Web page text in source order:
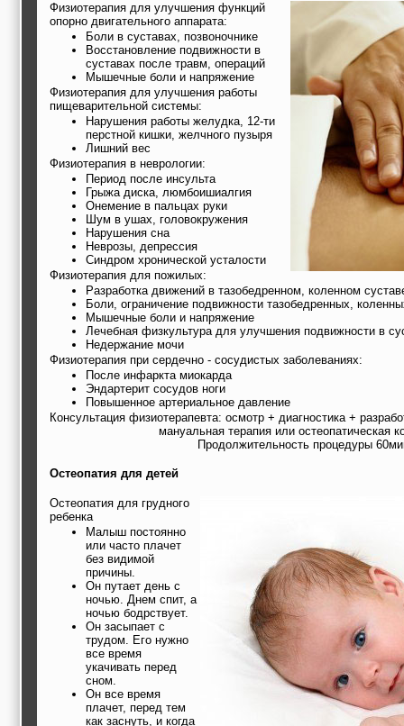
Физиотерапия для улучшения функций
опорно двигательного аппарата:
Боли в суставах, позвоночнике
Восстановление подвижности в
суставах после травм, операций
Мышечные боли и напряжение
Физиотерапия для улучшения работы
пищеварительной системы:
Нарушения работы желудка, 12-ти
перстной кишки, желчного пузыря
Лишний вес
Физиотерапия в неврологии:
Период после инсульта
Грыжа диска, люмбоишиалгия
Онемение в пальцах руки
Шум в ушах, головокружения
Нарушения сна
Неврозы, депрессия
Синдром хронической усталости
Физиотерапия для пожилых:
Разработка движений в тазобедренном, коленном
Боли, ограничение подвижности тазобедренных,
Мышечные боли и напряжение
Лечебная физкультура для улучшения подвижности в
Недержание мочи
Физиотерапия при сердечно - сосудистых заболеваниях:
После инфаркта миокарда
Эндартерит сосудов ноги
Повышенное артериальное давление
Консультация физиотерапевта: осмотр + диагностика +
мануальная терапия или остеопатическая
Продолжительность процедуры
Остеопатия для детей
Остеопатия для грудного
ребенка
Малыш постоянно
или часто плачет
без видимой
причины.
Он путает день с
ночью. Днем спит, а
ночью бодрствует.
Он засыпает с
трудом. Его нужно
все время
укачивать перед
сном.
Он все время
плачет, перед тем
как заснуть, и когда